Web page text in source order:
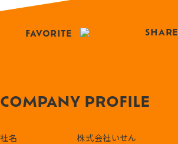
FAVORITE SHARE
COMPANY PROFILE
社名
株式会社いせん